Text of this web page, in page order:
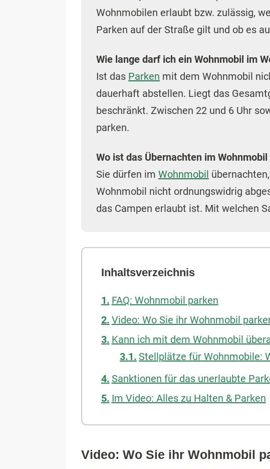
Wohnmobilen erlaubt bzw. zulässig,
Parken auf der Straße gilt und ob es
Wie lange darf ich ein Wohnmobil im
Ist das Parken mit dem Wohnmobil
dauerhaft abstellen. Liegt das
beschränkt. Zwischen 22 und 6 Uhr
parken.
Wo ist das Übernachten im
Sie dürfen im Wohnmobil
Wohnmobil nicht ordnungswidrig
das Campen erlaubt ist. Mit welchen
Inhaltsverzeichnis
FAQ: Wohnmobil parken
Video: Wo Sie ihr Wohnmobil
Kann ich mit dem Wohnmobil
Stellplätze für Wohnmobile:
Sanktionen für das unerlaubte
Im Video: Alles zu Halten & Parken
Video: Wo Sie ihr Wohnmobil